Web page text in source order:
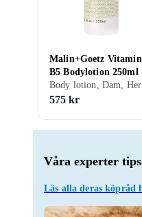
Våra experter
Läs alla deras köpråd
Malin+Goetz Vitamin
B5 Bodylotion 250ml
575 kr